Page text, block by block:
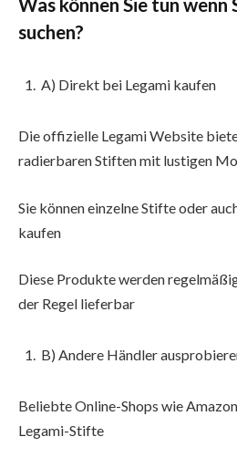
Was können Sie tun
suchen?
A) Direkt bei Legami kaufen
Die offizielle Legami Website
radierbaren Stiften mit lustigen
Sie können einzelne Stifte oder
kaufen
Diese Produkte werden
der Regel lieferbar
B) Andere Händler
Beliebte Online-Shops wie
Legami-Stifte